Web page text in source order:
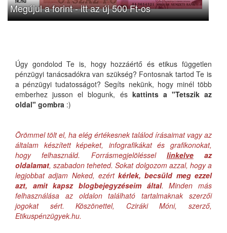
Megújul a forint - itt az új 500 Ft-os
Úgy gondolod Te is, hogy hozzáértő és etikus független
pénzügyi tanácsadókra van szükség? Fontosnak tartod Te is
a pénzügyi tudatosságot? Segíts nekünk, hogy minél több
emberhez jusson el blogunk, és kattints a "Tetszik az
oldal" gombra :)
Örömmel tölt el, ha elég értékesnek találod írásaimat vagy az
általam készített képeket, infografikákat és grafikonokat,
hogy felhasználd. Forrásmegjelöléssel linkelveaz
oldalamat, szabadon teheted. Sokat dolgozom azzal, hogy a
legjobbat adjam Neked, ezértkérlek, becsüld meg ezzel
azt, amit kapsz blogbejegyzéseim által. Minden más
felhasználása az oldalon található tartalmaknak szerzői
jogokat sért. Köszönettel, Cziráki Móni, szerző,
Etikuspénzügyek.hu.